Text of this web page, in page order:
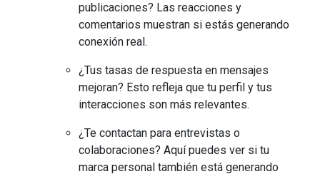
publicaciones? Las reacciones y
comentarios muestran si estás generando
conexión real.
¿Tus tasas de respuesta en mensajes
mejoran? Esto refleja que tu perfil y tus
interacciones son más relevantes.
¿Te contactan para entrevistas o
colaboraciones? Aquí puedes ver si tu
marca personal también está generando